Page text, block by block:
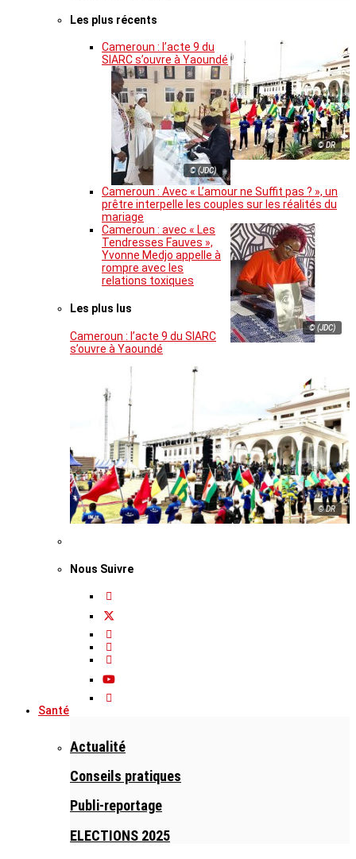
Les plus récents
© DR
Cameroun : l’acte 9 du
SIARC s’ouvre à Yaoundé
© (JDC)
Cameroun : Avec « L’amour ne Suffit pas ? », un
prêtre interpelle les couples sur les réalités du
mariage
© (JDC)
Cameroun : avec « Les
Tendresses Fauves »,
Yvonne Medjo appelle à
rompre avec les
relations toxiques
Les plus lus
Cameroun : l’acte 9 du SIARC
s’ouvre à Yaoundé
© DR
Nous Suivre
Santé
Actualité
Conseils pratiques
Publi-reportage
ELECTIONS 2025